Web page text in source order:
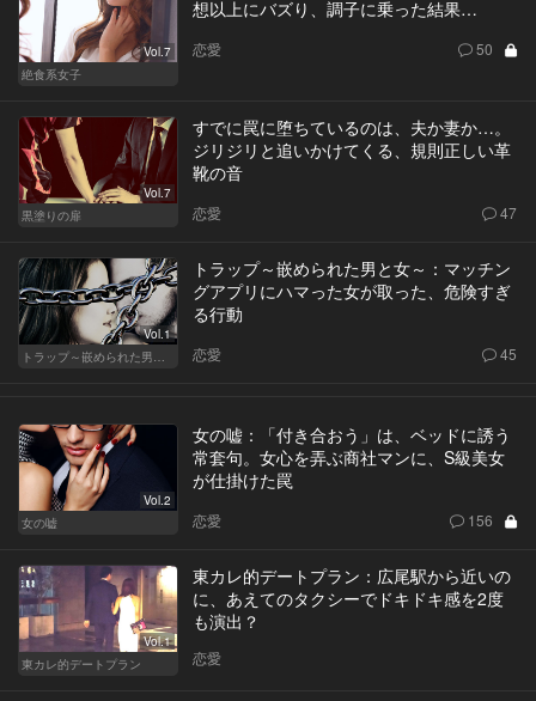
Vol.7
絶食系女子
想以上にバズり、調子に乗った結果…
恋愛 50
Vol.7
黒塗りの扉
すでに罠に堕ちているのは、夫か妻か…。
ジリジリと追いかけてくる、規則正しい革
靴の音
恋愛 47
Vol.1
トラップ～嵌められた男と女～
トラップ～嵌められた男と女～：マッチン
グアプリにハマった女が取った、危険すぎ
る行動
恋愛 45
Vol.2
女の嘘
女の嘘：「付き合おう」は、ベッドに誘う
常套句。女心を弄ぶ商社マンに、S級美女
が仕掛けた罠
恋愛 156
Vol.1
東カレ的デートプラン
東カレ的デートプラン：広尾駅から近いの
に、あえてのタクシーでドキドキ感を2度
も演出？
恋愛